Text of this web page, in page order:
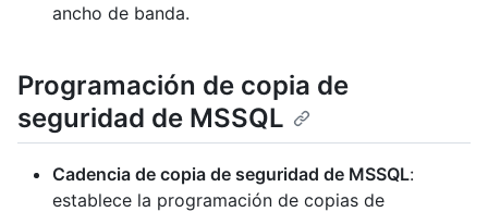
ancho de banda.
Programación de copia de
seguridad de MSSQL
Cadencia de copia de seguridad de MSSQL:
establece la programación de copias de